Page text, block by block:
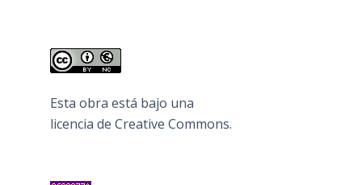
Esta obra está bajo una
licencia de Creative Commons.